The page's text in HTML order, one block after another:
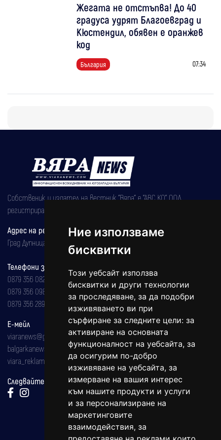
Ние използваме
бисквитки
Този уебсайт използва
бисквитки и други технологии
за проследяване, за да подобри
изживяването ви при
сърфиране за следните цели: за
активиране на основната
функционалност на уебсайта, за
да осигурим по-добро
изживяване на уебсайта, за
измерване на вашия интерес
към нашите продукти и услуги
и за персонализиране на
маркетинговите
взаимодействия, за
Жегата не отстъпва! До 40
градуса удрят Благоевград и
Кюстендил, обявен е оранжев
код
България 07:34
Собственик и издател на вестник "Вяра" е "АВС КО" ООД,
регистрирана на 08.05.2002 година.
Адрес на редакцията
Град Дупница, ул.''Христо Ботев" 43
Телефони за реклама и абонаменти
0879 356 082
0879 356 098
0879 356 289
Е-мейл
viaranews@gmail.com
balgarkanews@gmail.com
viara_reklama@mail.bg
Следвайте ни: